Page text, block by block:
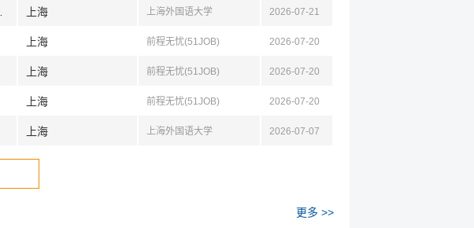
上海 上海外国语大学 2026-07-21
上海 前程无忧(51JOB) 2026-07-20
上海 前程无忧(51JOB) 2026-07-20
上海 前程无忧(51JOB) 2026-07-20
上海 上海外国语大学 2026-07-07
更多 >>